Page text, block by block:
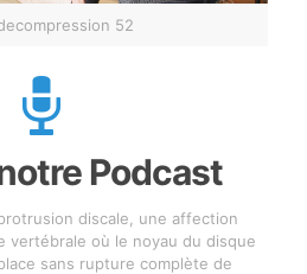
52
Podcast
discale, une affection
vertébrale où le noyau du disque
sans rupture complète de